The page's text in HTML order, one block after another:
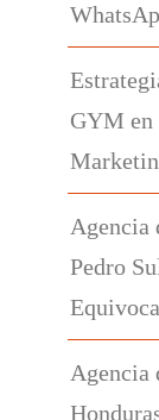
GYM en
Agencia
Pedro
Agencia